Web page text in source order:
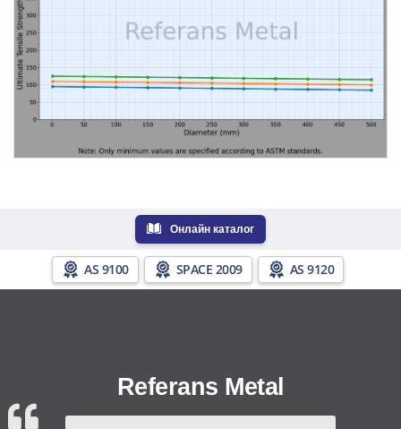
Онлайн каталог
AS 9100 SPACE 2009 AS 9120
Referans Metal